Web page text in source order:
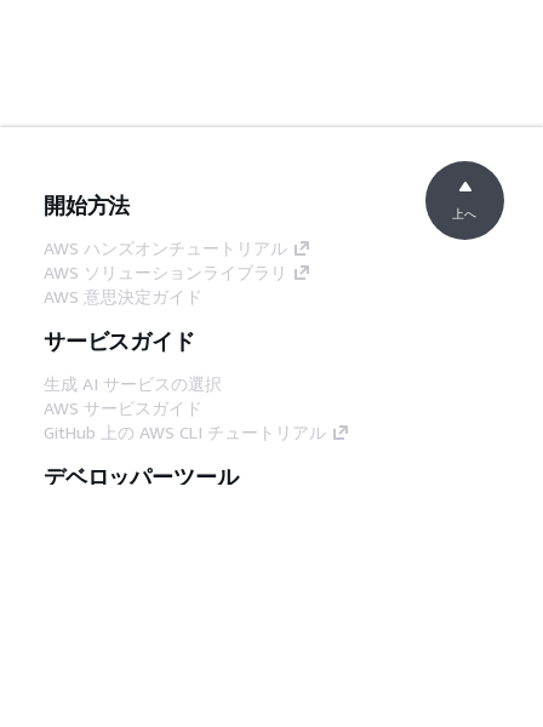
開始方法
AWS ハンズオンチュートリアル
AWS ソリューションライブラリ
AWS 意思決定ガイド
サービスガイド
生成 AI サービスの選択
AWS サービスガイド
GitHub 上の AWS CLI チュートリアル
デベロッパーツール
上へ